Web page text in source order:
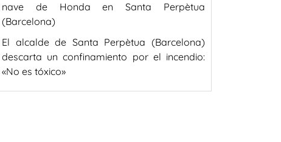
nave de Honda en Santa Perpètua
(Barcelona)
El alcalde de Santa Perpètua (Barcelona)
descarta un confinamiento por el incendio:
«No es tóxico»